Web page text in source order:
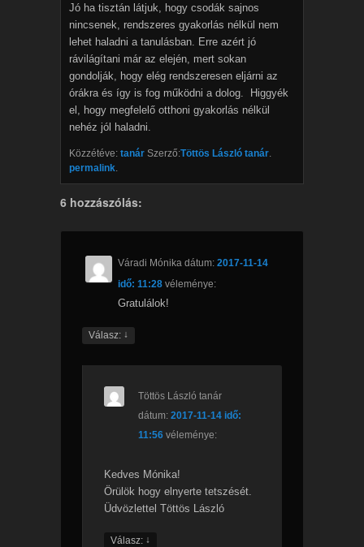
Jó ha tisztán látjuk, hogy csodák sajnos
nincsenek, rendszeres gyakorlás nélkül nem
lehet haladni a tanulásban. Erre azért jó
rávilágítani már az elején, mert sokan
gondolják, hogy elég rendszeresen eljárni az
órákra és így is fog működni a dolog. Higgyék
el, hogy megfelelő otthoni gyakorlás nélkül
nehéz jól haladni.
Közzétéve: tanár Szerző:Töttös László tanár.
permalink.
6 hozzászólás:
Váradi Mónika dátum:2017-11-14
idő: 11:28 véleménye:
Gratulálok!
Válasz: ↓
Töttös László tanár
dátum:2017-11-14 idő:
11:56 véleménye:
Kedves Mónika!
Örülök hogy elnyerte tetszését.
Üdvözlettel Töttös László
Válasz: ↓